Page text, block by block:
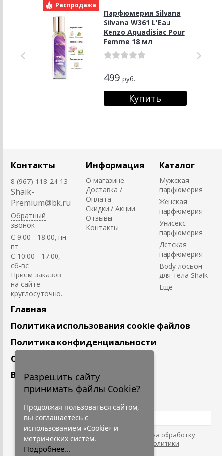
Распродажа
Парфюмерия Silvana
Silvana W361 L'Eau
Kenzo Aquadisiac Pour
Femme 18 мл
499 руб.
Контакты
8 (967) 118-24-13
Shaik-
Premium@bk.ru
Обратный
звонок
C 9:00 - 18:00, пн-
пт
С 10:00 - 17:00,
сб-вс
Приём заказов
на сайте -
круглосуточно.
Информация
О магазине
Доставка /
Оплата
Скидки / Акции
Отзывы
Контакты
Каталог
Мужская
парфюмерия
Женская
парфюмерия
Унисекс
парфюмерия
Детская
парфюмерия
Body лосьон
для тела Shaik
Главная
Политика использования cookie файлов
Политика конфиденциальности
Сотрудничество
Вакансии
Подпишитесь
Нажимая на кнопку, я даю согласие на обработку
персональных данных. С условиями
"Политики
Конфидециальности"
Разрешить сайту
принимать файлы Cookie?
Продолжая пользоваться сайтом,
вы соглашаетесь с
использованием «Cookie» и
метрических систем.
Подробнее...